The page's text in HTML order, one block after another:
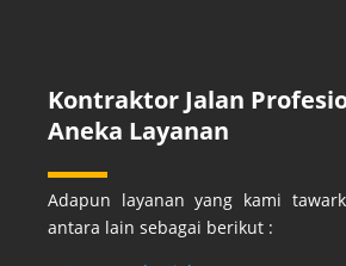
Kontraktor Jalan
Aneka Layanan
Adapun layanan yang kami
antara lain sebagai berikut :